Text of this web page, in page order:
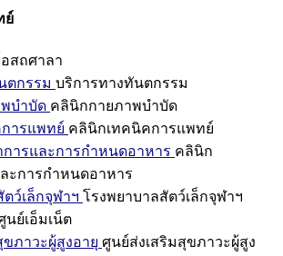
ย์
สถศาลา
ตกรรม บริการทางทันตกรรม
บำบัด คลินิกกายภาพบำบัด
ารแพทย์ คลินิกเทคนิคการแพทย์
ารและการกำหนดอาหาร คลินิก
ะการกำหนดอาหาร
ว์เล็กจุฬาฯ โรงพยาบาลสัตว์เล็กจุฬาฯ
นย์เอ็มเน็ต
ภาวะผู้สูงอายุ ศูนย์ส่งเสริมสุขภาวะผู้สูง